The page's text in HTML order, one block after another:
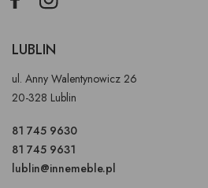
LUBLIN
ul. Anny Walentynowicz 26
20-328 Lublin
81 745 9630
81 745 9631
lublin@innemeble.pl